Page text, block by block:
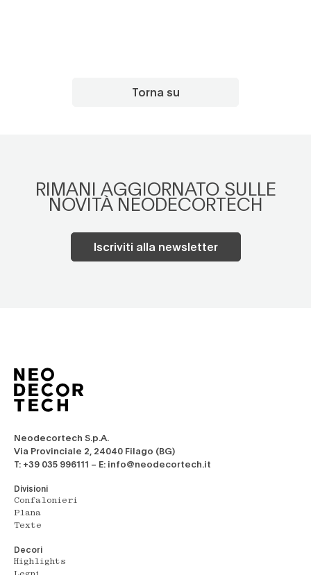
Torna su
RIMANI AGGIORNATO SULLE
NOVITÀ NEODECORTECH
Iscriviti alla newsletter
Neodecortech S.p.A.
Via Provinciale 2, 24040 Filago (BG)
T: +39 035 996111 – E: info@neodecortech.it
Divisioni
Confalonieri
Plana
Texte
Decori
Highlights